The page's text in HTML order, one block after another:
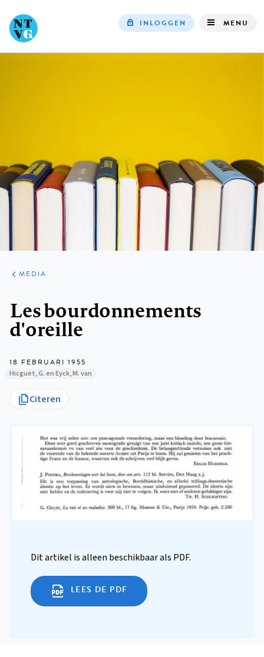
INLOGGEN MENU
ARTIKELEN
VARIA
MEDIA
Les bourdonnements
d'oreille
18 FEBRUARI 1955
Hicguet, G. en Eyck, M. van
Citeren
Dit artikel is alleen beschikbaar als PDF.
LEES DE PDF